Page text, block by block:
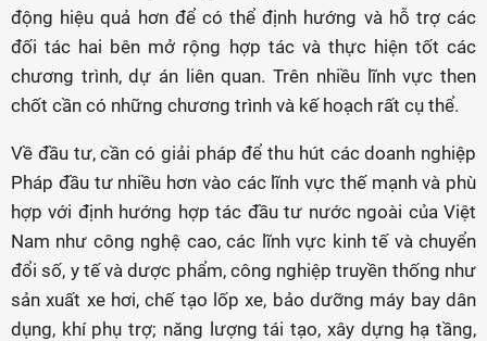
động hiệu quả hơn để có thể định hướng và hỗ trợ các
đối tác hai bên mở rộng hợp tác và thực hiện tốt các
chương trình, dự án liên quan. Trên nhiều lĩnh vực then
chốt cần có những chương trình và kế hoạch rất cụ thể.
Về đầu tư, cần có giải pháp để thu hút các doanh nghiệp
Pháp đầu tư nhiều hơn vào các lĩnh vực thế mạnh và phù
hợp với định hướng hợp tác đầu tư nước ngoài của Việt
Nam như công nghệ cao, các lĩnh vực kinh tế và chuyển
đổi số, y tế và dược phẩm, công nghiệp truyền thống như
sản xuất xe hơi, chế tạo lốp xe, bảo dưỡng máy bay dân
dụng, khí phụ trợ; năng lượng tái tạo, xây dựng hạ tầng,